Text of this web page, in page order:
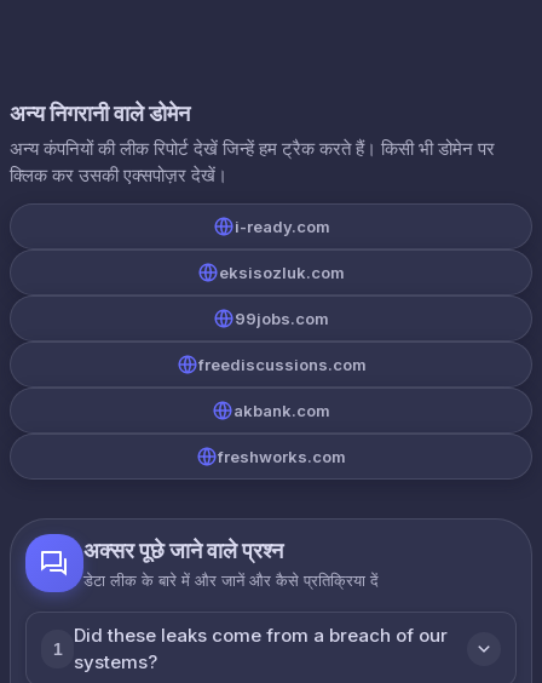
अन्य निगरानी वाले डोमेन
अन्य कंपनियों की लीक रिपोर्ट देखें जिन्हें हम ट्रैक करते हैं। किसी भी डोमेन पर
क्लिक कर उसकी एक्सपोज़र देखें।
i-ready.com
eksisozluk.com
99jobs.com
freediscussions.com
akbank.com
freshworks.com
अक्सर पूछे जाने वाले प्रश्न
डेटा लीक के बारे में और जानें और कैसे प्रतिक्रिया दें
1
Did these leaks come from a breach of our
systems?